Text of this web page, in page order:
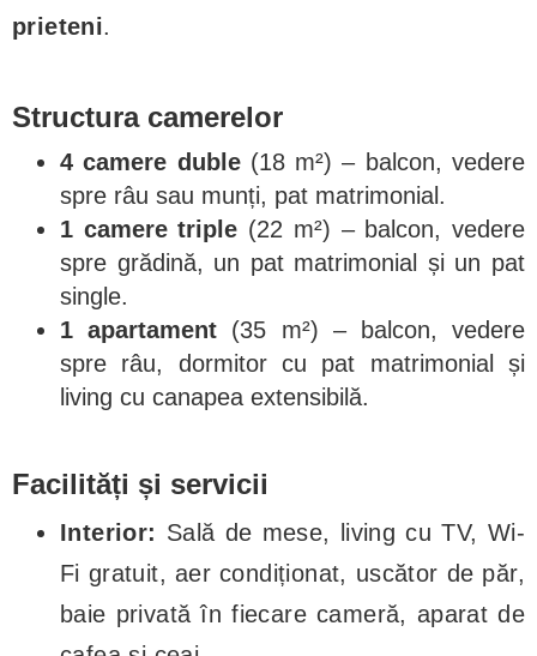
prieteni.
Structura camerelor
4 camere duble(18 m²) – balcon, vedere
spre râu sau munți, pat matrimonial.
1 camere triple (22 m²) – balcon, vedere
spre grădină, un pat matrimonial și un pat
single.
1 apartament (35 m²) – balcon, vedere
spre râu, dormitor cu pat matrimonial și
living cu canapea extensibilă.
Facilități și servicii
Interior: Sală de mese, living cu TV, Wi-
Fi gratuit, aer condiționat, uscător de păr,
baie privată în fiecare cameră, aparat de